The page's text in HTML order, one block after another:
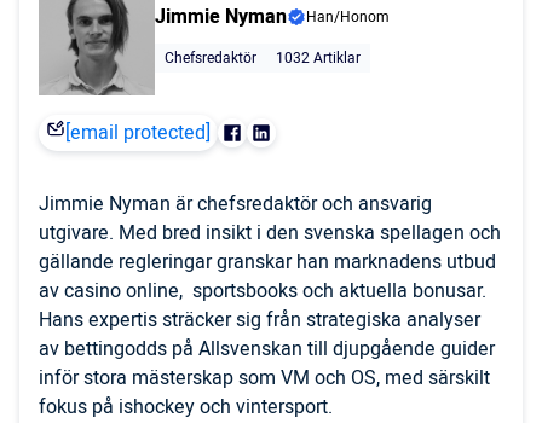
Jimmie Nyman
Han/Honom
Chefsredaktör
1032 Artiklar
[email protected]
Jimmie Nyman är chefsredaktör och ansvarig
utgivare. Med bred insikt i den svenska spellagen och
gällande regleringar granskar han marknadens utbud
av casino online, sportsbooks och aktuella bonusar.
Hans expertis sträcker sig från strategiska analyser
av bettingodds på Allsvenskan till djupgående guider
inför stora mästerskap som VM och OS, med särskilt
fokus på ishockey och vintersport.